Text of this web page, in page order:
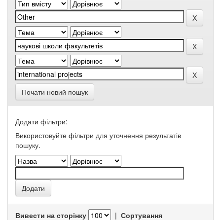
Почати новий пошук
Додати фільтри:
Використовуйте фільтри для уточнення результатів
пошуку.
Вивести на сторінку | Сортування